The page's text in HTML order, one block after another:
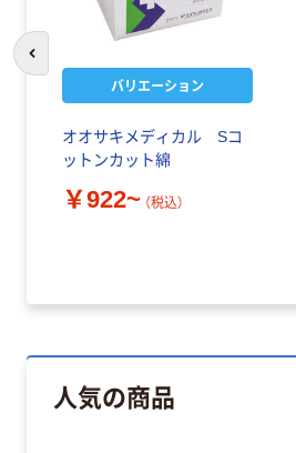
バリエーション
オオサキメディカル Sコ
ットンカット綿
￥922~ （税込）
前のスライドへ
人気の商品